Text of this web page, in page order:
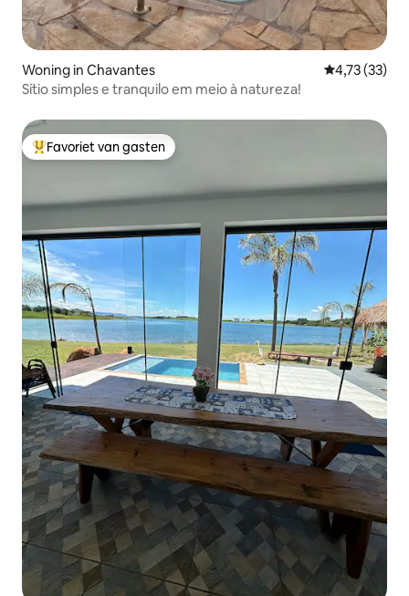
Woning in Chavantes Gemiddelde
4,73 (33)
Sítio simples e tranquilo em meio à natureza!
Topfavoriet van gasten
Favoriet van gasten